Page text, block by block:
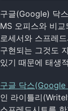
구글(Google) 닥
MS 오피스와 비
로세서와 스프레
구현되는 그것도
있기 때문에 태생
구글 닥스
인 라이틀리